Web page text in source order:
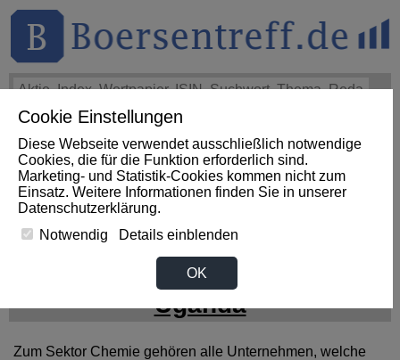
Cookie Einstellungen
Diese Webseite verwendet ausschließlich notwendige
Cookies, die für die Funktion erforderlich sind.
Marketing- und Statistik-Cookies kommen nicht zum
Einsatz. Weitere Informationen finden Sie in unserer
Datenschutzerklärung.
Notwendig
Details einblenden
OK
THEMEN HOT-STOCKS
Impact News +++ First Phosphate Corp.: First Phosphate
Announces Uplisting of American Depositary Receipt (ADR)
to Nasdaq... (Newsfile) +++ FIRST PHOSPHATE Aktie
+4,02%
News zum Sektor Chemie aus
Uganda
Zum Sektor Chemie gehören alle Unternehmen, welche